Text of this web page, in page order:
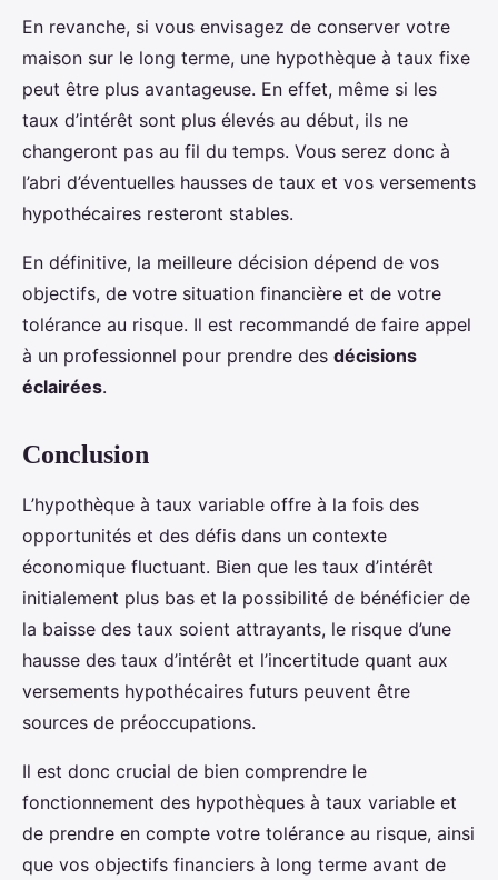
En revanche, si vous envisagez de conserver votre
maison sur le long terme, une hypothèque à taux fixe
peut être plus avantageuse. En effet, même si les
taux d’intérêt sont plus élevés au début, ils ne
changeront pas au fil du temps. Vous serez donc à
l’abri d’éventuelles hausses de taux et vos versements
hypothécaires resteront stables.
En définitive, la meilleure décision dépend de vos
objectifs, de votre situation financière et de votre
tolérance au risque. Il est recommandé de faire appel
à un professionnel pour prendre des décisions
éclairées.
Conclusion
L’hypothèque à taux variable offre à la fois des
opportunités et des défis dans un contexte
économique fluctuant. Bien que les taux d’intérêt
initialement plus bas et la possibilité de bénéficier de
la baisse des taux soient attrayants, le risque d’une
hausse des taux d’intérêt et l’incertitude quant aux
versements hypothécaires futurs peuvent être
sources de préoccupations.
Il est donc crucial de bien comprendre le
fonctionnement des hypothèques à taux variable et
de prendre en compte votre tolérance au risque, ainsi
que vos objectifs financiers à long terme avant de